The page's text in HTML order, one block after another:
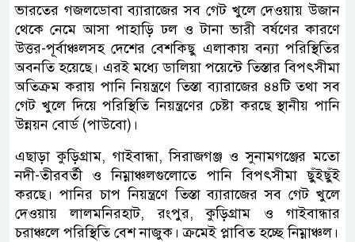
ভারতের গজলডোবা ব্যারাজের সব গেট খুলে দেওয়ায় উজান
থেকে নেমে আসা পাহাড়ি ঢল ও টানা ভারী বর্ষণের কারণে
উত্তর-পূর্বাঞ্চলসহ দেশের বেশকিছু এলাকায় বন্যা পরিস্থিতির
অবনতি হয়েছে। এরই মধ্যে ডালিয়া পয়েন্টে তিস্তার বিপৎসীমা
অতিক্রম করায় পানি নিয়ন্ত্রণে তিস্তা ব্যারাজের ৪৪টি তথা সব
গেট খুলে দিয়ে পরিস্থিতি নিয়ন্ত্রণের চেষ্টা করছে স্থানীয় পানি
উন্নয়ন বোর্ড (পাউবো)।
এছাড়া কুড়িগ্রাম, গাইবান্ধা, সিরাজগঞ্জ ও সুনামগঞ্জের মতো
নদী-তীরবর্তী ও নিম্নাঞ্চলগুলোতে পানি বিপৎসীমা ছুঁইছুঁই
করছে। পানির চাপ নিয়ন্ত্রণে তিস্তা ব্যারাজের সব গেট খুলে
দেওয়ায় লালমনিরহাট, রংপুর, কুড়িগ্রাম ও গাইবান্ধার
চরাঞ্চলে পরিস্থিতি বেশ নাজুক। ক্রমেই প্লাবিত হচ্ছে নিম্নাঞ্চল।